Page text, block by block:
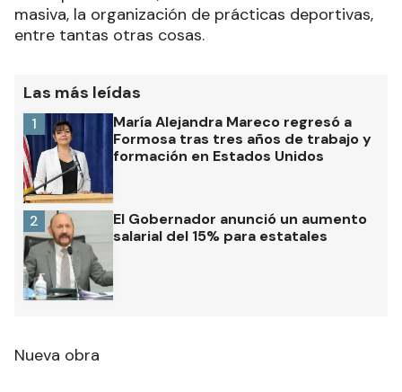
masiva, la organización de prácticas deportivas,
entre tantas otras cosas.
Las más leídas
María Alejandra Mareco regresó a
Formosa tras tres años de trabajo y
formación en Estados Unidos
1
El Gobernador anunció un aumento
salarial del 15% para estatales
2
Nueva obra